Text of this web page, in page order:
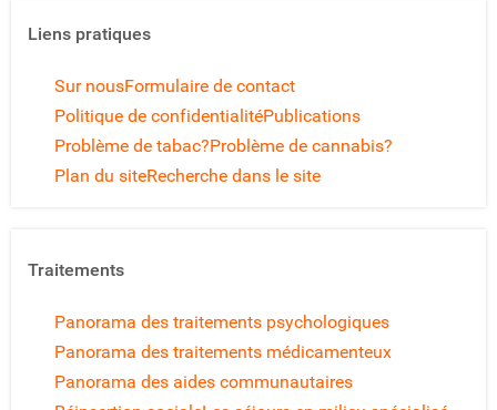
Liens pratiques
Sur nousFormulaire de contact
Politique de confidentialitéPublications
Problème de tabac?Problème de cannabis?
Plan du siteRecherche dans le site
Traitements
Panorama des traitements psychologiques
Panorama des traitements médicamenteux
Panorama des aides communautaires